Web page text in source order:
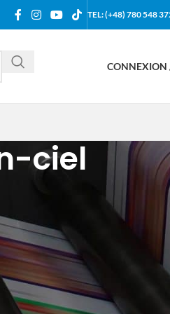
TEL: (+48) 780 548
CONNEXION
ciel